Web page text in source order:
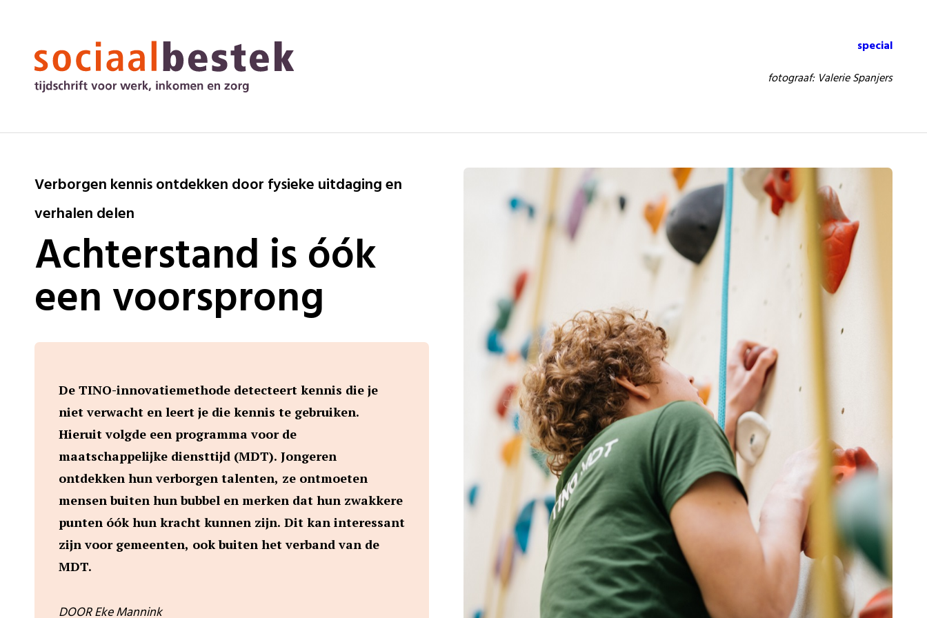
special
fotograaf: Valerie Spanjers
Verborgen kennis ontdekken door fysieke uitdaging en
verhalen delen
Achterstand is óók
een voorsprong
De TINO-innovatiemethode detecteert kennis die je
niet verwacht en leert je die kennis te gebruiken.
Hieruit volgde een programma voor de
maatschappelijke diensttijd (MDT). Jongeren
ontdekken hun verborgen talenten, ze ontmoeten
mensen buiten hun bubbel en merken dat hun zwakkere
punten óók hun kracht kunnen zijn. Dit kan interessant
zijn voor gemeenten, ook buiten het verband van de
MDT.
DOOR Eke Mannink